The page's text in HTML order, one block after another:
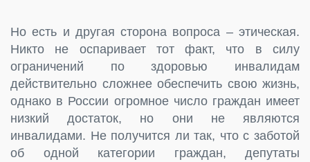
Но есть и другая сторона вопроса – этическая.
Никто не оспаривает тот факт, что в силу
ограничений по здоровью инвалидам
действительно сложнее обеспечить свою жизнь,
однако в России огромное число граждан имеет
низкий достаток, но они не являются
инвалидами. Не получится ли так, что с заботой
об одной категории граждан, депутаты